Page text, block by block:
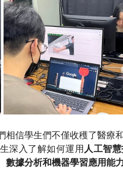
相信學生們不僅收穫了醫療
深入了解如何運用人工智
數據分析和機器學習應用能